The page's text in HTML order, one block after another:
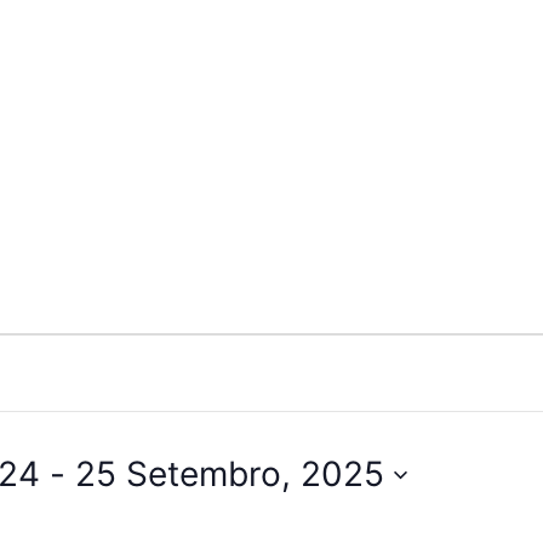
- 25 Setembro, 2025